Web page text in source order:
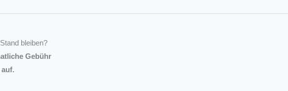
bleiben?
Gebühr